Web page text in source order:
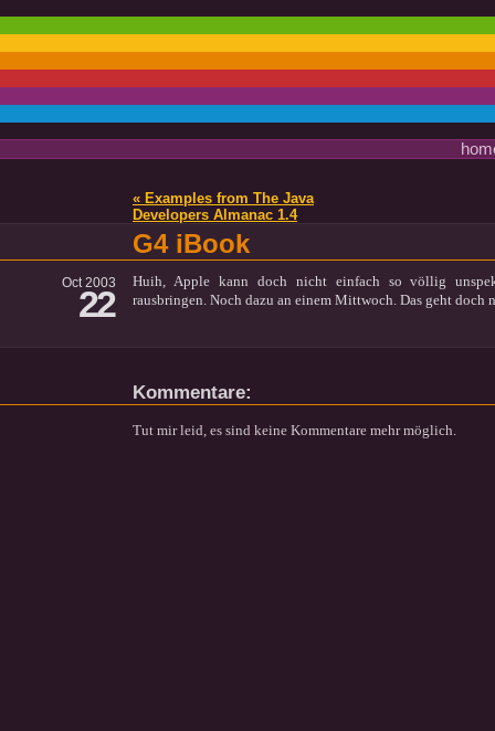
« Examples from The Java
Developers Almanac 1.4
G4 iBook
Oct 2003
22
Huih, Apple kann doch nicht einfach so völlig
rausbringen. Noch dazu an einem Mittwoch. Das geht doch
Kommentare:
Tut mir leid, es sind keine Kommentare mehr möglich.